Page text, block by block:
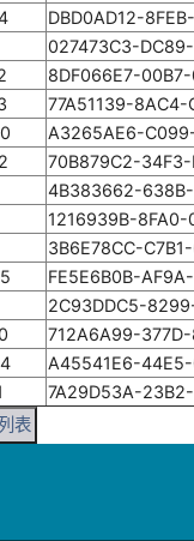
DBD0AD12-
027473C3-
8DF066E7-
77A51139-
A3265AE6-
70B879C2-
4B383662-638B-
1216939B-
3B6E78CC-
FE5E6B0B-
2C93DDC5-
712A6A99-
A45541E6-
7A29D53A-
表